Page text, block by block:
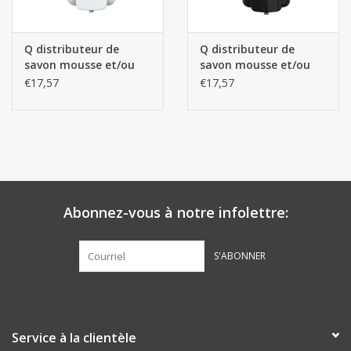
Les batteries
Produits Covid-19
Cadeaux de Pâques
Q distributeur de
savon mousse et/ou
gel d'alcool Manuel -
€17,57
Q distributeur de
savon mousse et/ou
gel d'alcool Manuel -
€17,57
Abonnez-vous à notre infolettre:
S'ABONNER
Service à la clientèle